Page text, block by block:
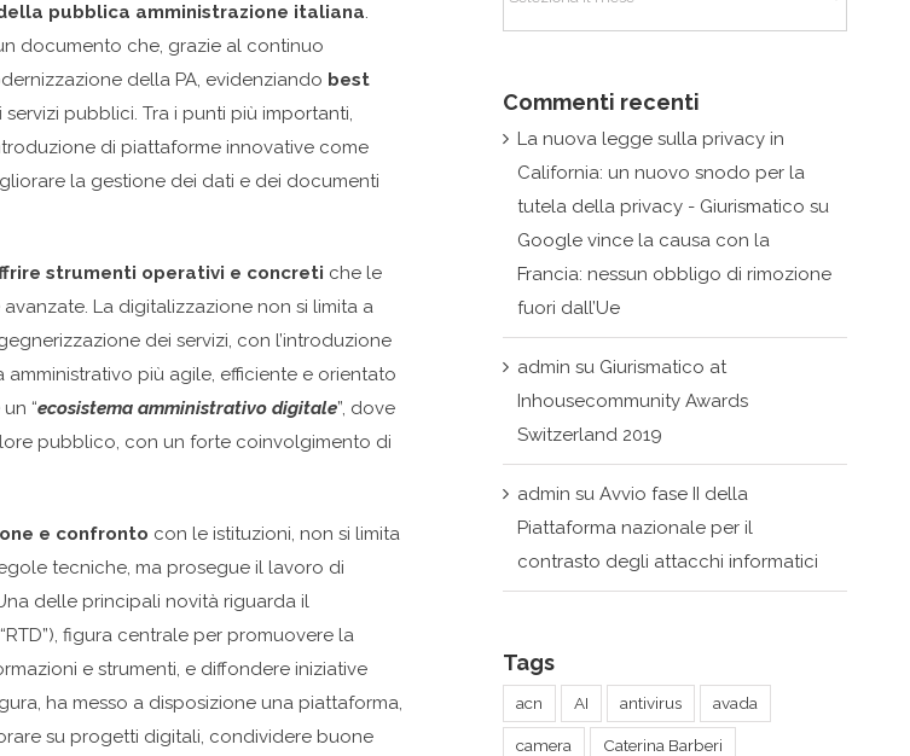
pubblica amministrazione italiana.
documento che, grazie al continuo
della PA, evidenziando best
pubblici. Tra i punti più importanti,
di piattaforme innovative come
la gestione dei dati e dei documenti
strumenti operativi e concreti che le
La digitalizzazione non si limita a
dei servizi, con l’introduzione
più agile, efficiente e orientato
“ecosistema amministrativo digitale”, dove
pubblico, con un forte coinvolgimento di
e confronto con le istituzioni, non si limita
tecniche, ma prosegue il lavoro di
delle principali novità riguarda il
figura centrale per promuovere la
e strumenti, e diffondere iniziative
ha messo a disposizione una piattaforma,
su progetti digitali, condividere buone
Commenti recenti
La nuova legge sulla privacy in
California: un nuovo snodo per la
tutela della privacy - Giurismatico su
Google vince la causa con la
Francia: nessun obbligo di rimozione
fuori dall’Ue
admin su Giurismatico at
Inhousecommunity Awards
Switzerland 2019
admin su Avvio fase II della
Piattaforma nazionale per il
contrasto degli attacchi informatici
Tags
acn AI antivirus avada
camera Caterina Barberi